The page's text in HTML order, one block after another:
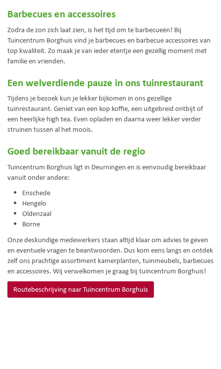
Barbecues en accessoires
Zodra de zon zich laat zien, is het tijd om te barbecueën! Bij
Tuincentrum Borghuis vind je barbecues en barbecue accessoires van
top kwaliteit. Zo maak je van ieder etentje een gezellig moment met
familie en vrienden.
Een welverdiende pauze in ons tuinrestaurant
Tijdens je bezoek kun je lekker bijkomen in ons gezellige
tuinrestaurant. Geniet van een kop koffie, een uitgebreid ontbijt of
een heerlijke high tea. Even opladen en daarna weer lekker verder
struinen tussen al het moois.
Goed bereikbaar vanuit de regio
Tuincentrum Borghuis ligt in Deurningen en is eenvoudig bereikbaar
vanuit onder andere:
Enschede
Hengelo
Oldenzaal
Borne
Onze deskundige medewerkers staan altijd klaar om advies te geven
en eventuele vragen te beantwoorden. Dus kom eens langs en ontdek
zelf ons prachtige assortiment kamerplanten, tuinmeubels, barbecues
en accessoires. Wij verwelkomen je graag bij tuincentrum Borghuis!
Routebeschrijving naar Tuincentrum Borghuis